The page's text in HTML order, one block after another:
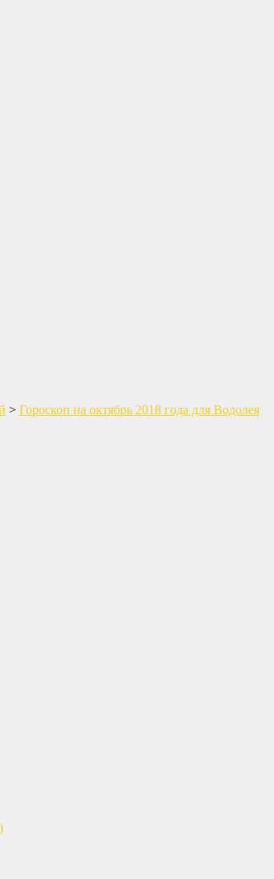
> Гороскоп на октябрь 2018 года для Водолея